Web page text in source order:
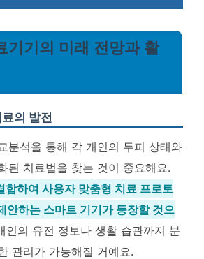
기기의 미래 전망과 활
의 발전
분석을 통해 각 개인의 두피 상태와
된 치료법을 찾는 것이 중요해요.
합하여 사용자 맞춤형 치료 프로토
안하는 스마트 기기가 등장할 것으
인의 유전 정보나 생활 습관까지 분
관리가 가능해질 거예요.